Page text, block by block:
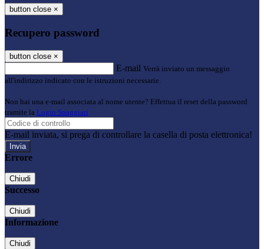
button close ×
Recupero password
button close ×
E-mail Verrà inviato un messaggio
all'indirizzo indicato con le istruzioni necessarie.
Non hai una e-mail associata al nome utente? Effettua il reset della password
tramite la Login Spaggiari
E-mail inviata, si prega di controllare la casella di posta elettronica!
Errore
Chiudi
Successo
Chiudi
Informazione
Chiudi